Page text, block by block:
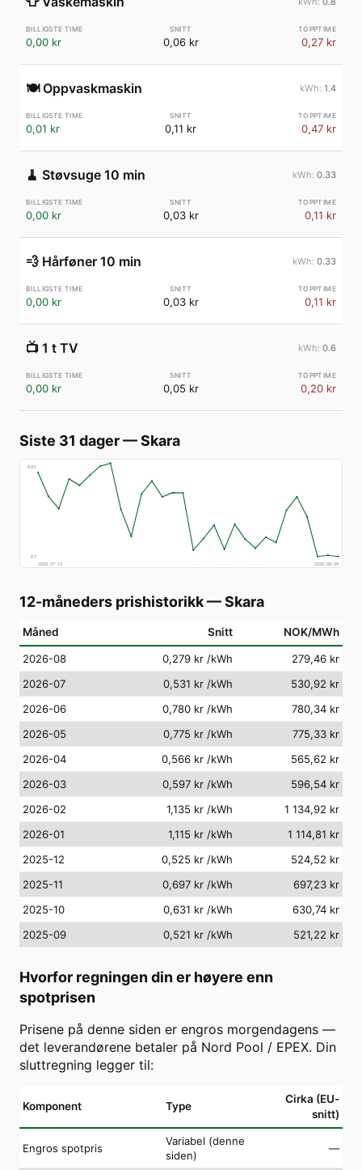
0,00 kr 0,06 kr 0,27 kr
🍽️ Oppvaskmaskin 1.4
0,01 kr 0,11 kr 0,47 kr
🧹 Støvsuge 10 min 0.33
0,00 kr 0,03 kr 0,11 kr
💨 Hårføner 10 min 0.33
0,00 kr 0,03 kr 0,11 kr
📺 1 t TV 0.6
0,00 kr 0,05 kr 0,20 kr
Siste 31 dager—Skara
€83
€7
2026-07-10
2026-08-08
12-måneders prishistorikk—Skara
Måned Snitt NOK/MWh
2026-08 0,279 kr /kWh
279,46 kr
2026-07
0,531 kr /kWh
530,92 kr
2026-06
0,780 kr /kWh
780,34 kr
2026-05
0,775 kr /kWh
775,33 kr
2026-04
0,566 kr /kWh
565,62 kr
2026-03
0,597 kr /kWh
596,54 kr
2026-02
1,135 kr /kWh
1 134,92 kr
2026-01
1,115 kr /kWh
1 114,81 kr
2025-12
0,525 kr /kWh
524,52 kr
2025-11
0,697 kr /kWh
697,23 kr
2025-10
0,631 kr /kWh
630,74 kr
2025-09
0,521 kr /kWh 521,22 kr
Hvorfor regningen din er høyere enn
spotprisen
Prisene på denne siden er engros morgendagens —
det leverandørene betaler på Nord Pool / EPEX. Din
sluttregning legger til:
Komponent Type
Cirka (EU-
snitt)
Engros spotpris
Variabel (denne
siden)
—